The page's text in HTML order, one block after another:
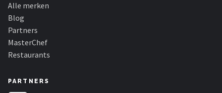
Alle merken
Blog
Partners
MasterChef
Restaurants
PARTNERS